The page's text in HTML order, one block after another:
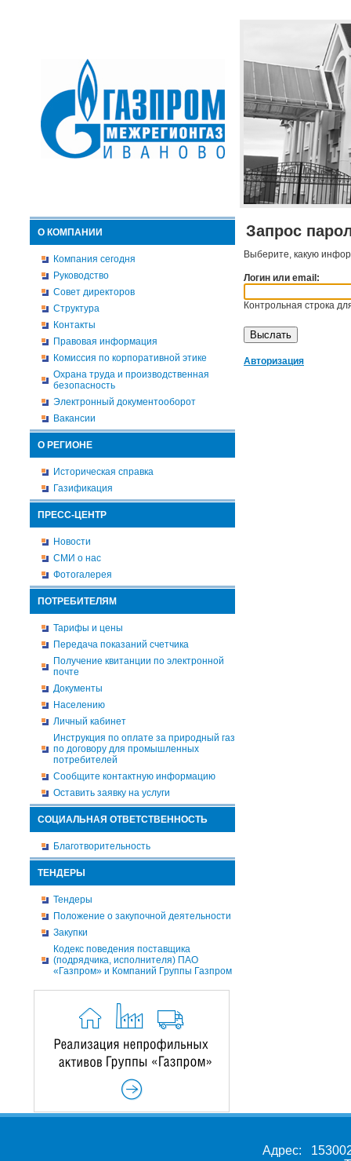
О КОМПАНИИ
Компания сегодня
Руководство
Совет директоров
Структура
Контакты
Правовая информация
Комиссия по корпоративной этике
Охрана труда и производственная
безопасность
Электронный документооборот
Вакансии
О РЕГИОНЕ
Историческая справка
Газификация
ПРЕСС-ЦЕНТР
Новости
СМИ о нас
Фотогалерея
ПОТРЕБИТЕЛЯМ
Тарифы и цены
Передача показаний счетчика
Получение квитанции по электронной
почте
Документы
Населению
Личный кабинет
Инструкция по оплате за природный газ
по договору для промышленных
потребителей
Сообщите контактную информацию
Оставить заявку на услуги
СОЦИАЛЬНАЯ ОТВЕТСТВЕННОСТЬ
Благотворительность
ТЕНДЕРЫ
Тендеры
Положение о закупочной деятельности
Закупки
Кодекс поведения поставщика
(подрядчика, исполнителя) ПАО
«Газпром» и Компаний Группы Газпром
Запрос
Выберите, какую
Логин или email:
Контрольная строка
Авторизация
Адрес: